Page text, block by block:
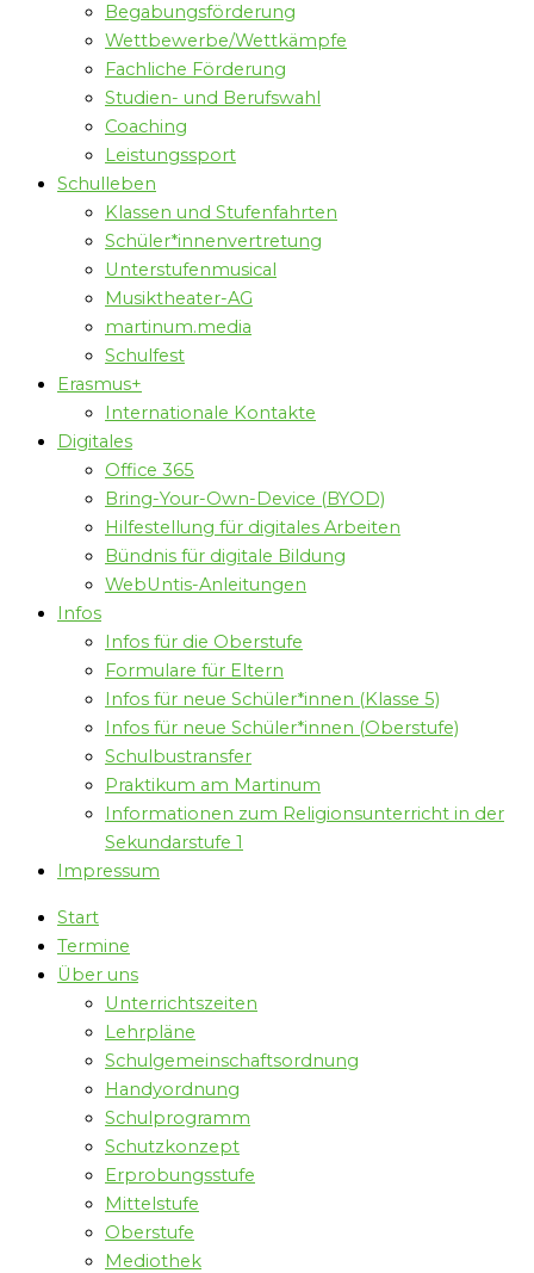
Begabungsförderung
Wettbewerbe/Wettkämpfe
Fachliche Förderung
Studien- und Berufswahl
Coaching
Leistungssport
Schulleben
Klassen und Stufenfahrten
Schüler*innenvertretung
Unterstufenmusical
Musiktheater-AG
martinum.media
Schulfest
Erasmus+
Internationale Kontakte
Digitales
Office 365
Bring-Your-Own-Device (BYOD)
Hilfestellung für digitales Arbeiten
Bündnis für digitale Bildung
WebUntis-Anleitungen
Infos
Infos für die Oberstufe
Formulare für Eltern
Infos für neue Schüler*innen (Klasse 5)
Infos für neue Schüler*innen (Oberstufe)
Schulbustransfer
Praktikum am Martinum
Informationen zum Religionsunterricht in der
Sekundarstufe 1
Impressum
Start
Termine
Über uns
Unterrichtszeiten
Lehrpläne
Schulgemeinschaftsordnung
Handyordnung
Schulprogramm
Schutzkonzept
Erprobungsstufe
Mittelstufe
Oberstufe
Mediothek